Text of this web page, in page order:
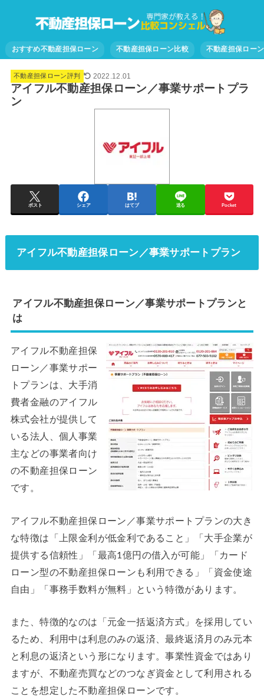
おすすめ不動産担保ローン 不動産担保ローン比較 不動産担保ロー
不動産担保ローン評判 2022.12.01
アイフル不動産担保ローン／事業サポートプラ
ン
ポスト シェア はてブ 送る Pocket
アイフル不動産担保ローン／事業サポートプラン
アイフル不動産担保ローン／事業サポートプランと
は
アイフル不動産担保
ローン／事業サポー
トプランは、大手消
費者金融のアイフル
株式会社が提供して
いる法人、個人事業
主などの事業者向け
の不動産担保ローン
です。
アイフル不動産担保ローン／事業サポートプランの大き
な特徴は「上限金利が低金利であること」「大手企業が
提供する信頼性」「最高1億円の借入が可能」「カード
ローン型の不動産担保ローンも利用できる」「資金使途
自由」「事務手数料が無料」という特徴があります。
また、特徴的なのは「元金一括返済方式」を採用してい
るため、利用中は利息のみの返済、最終返済月のみ元本
と利息の返済という形になります。事業性資金ではあり
ますが、不動産売買などのつなぎ資金として利用される
ことを想定した不動産担保ローンです。